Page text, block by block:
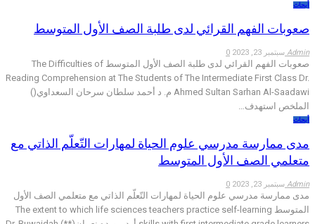
أبحاث
صعوبات الفهم القرائي لدى طلبة الصف الأول المتوسط
Admin سبتمبر 23, 2023 0
صعوبات الفهم القرائي لدى طلبة الصف الأول المتوسط The Difficulties of
Reading Comprehension at The Students of The Intermediate First Class Dr.
Ahmed Sultan Sarhan Al-Saadawi م. د أحمد سلطان سرحان السعداوي()
الملخص استهدف…
أبحاث
مدى ممارسة مدرسي علوم الحياة لمهارات التّعلّم الذاتي مع
متعلمي الصف الأول المتوسط
Admin سبتمبر 23, 2023 0
مدى ممارسة مدرسي علوم الحياة لمهارات التّعلّم الذاتي مع متعلمي الصف الأول
المتوسط The extent to which life sciences teachers practice self-learning